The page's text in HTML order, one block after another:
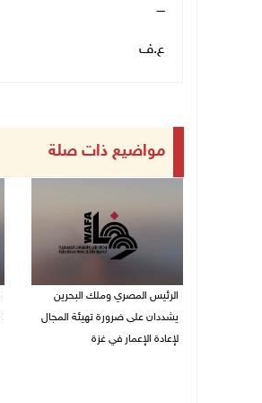
ــــ
ع.ف
مواضيع ذات صلة
الرئيس المصري وملك البحرين
يشددان على ضرورة تهيئة المجال
لإعادة الإعمار في غزة